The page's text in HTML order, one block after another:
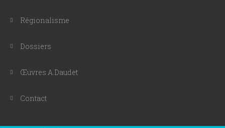
Régionalisme
Dossiers
Œuvres A.Daudet
Contact